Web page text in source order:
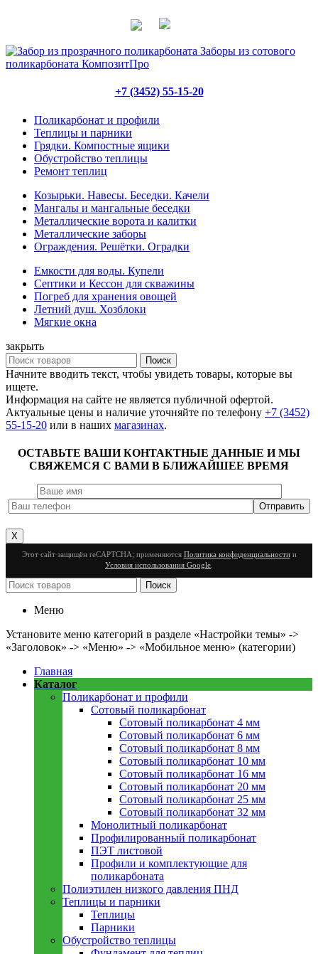
+7 (3452) 55-15-20
Поликарбонат и профили
Теплицы и парники
Грядки. Компостные ящики
Обустройство теплицы
Ремонт теплиц
Козырьки. Навесы. Беседки. Качели
Мангалы и мангальные беседки
Металлические ворота и калитки
Металлические заборы
Ограждения. Решётки. Оградки
Емкости для воды. Купели
Септики и Кессон для скважины
Погреб для хранения овощей
Летний душ. Хозблоки
Мягкие окна
закрыть
Поиск
Начните вводить текст, чтобы увидеть товары, которые вы
ищете.
Информация на сайте не является публичной офертой.
Актуальные цены и наличие уточняйте по телефону +7 (3452)
55-15-20 или в наших магазинах.
ОСТАВЬТЕ ВАШИ КОНТАКТНЫЕ ДАННЫЕ И МЫ
СВЯЖЕМСЯ С ВАМИ В БЛИЖАЙШЕЕ ВРЕМЯ
X
Этот сайт защищён reCAPTCHA; применяются Политика конфиденциальностии
Условия использования Google
Поиск
Меню
Установите меню категорий в разделе «Настройки темы» ->
«Заголовок» -> «Меню» -> «Мобильное меню» (категории)
Главная
Каталог
Поликарбонат и профили
Сотовый поликарбонат
Сотовый поликарбонат 4 мм
Сотовый поликарбонат 6 мм
Сотовый поликарбонат 8 мм
Сотовый поликарбонат 10 мм
Сотовый поликарбонат 16 мм
Сотовый поликарбонат 20 мм
Сотовый поликарбонат 25 мм
Сотовый поликарбонат 32 мм
Монолитный поликарбонат
Профилированный поликарбонат
ПЭТ листовой
Профили и комплектующие для
поликарбоната
Полиэтилен низкого давления ПНД
Теплицы и парники
Теплицы
Парники
Обустройство теплицы